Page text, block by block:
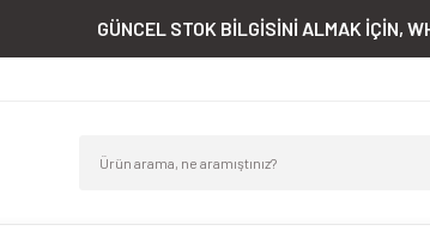
GÜNCEL STOK BİLGİSİNİ ALMAK İÇİN,